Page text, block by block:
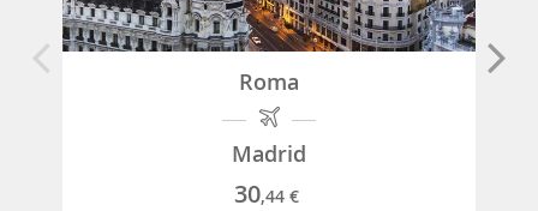
Roma
Madrid
30,44 €